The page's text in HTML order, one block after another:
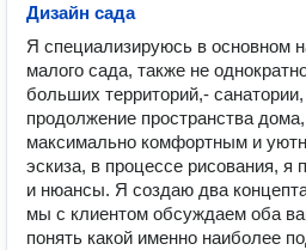
Дизайн сада
Я специализируюсь в основном
малого сада, также не
больших территорий,-
продолжение пространства
максимально комфортным и
эскиза, в процессе рисования,
и нюансы. Я создаю два
мы с клиентом обсуждаем оба
понять какой именно наиболее